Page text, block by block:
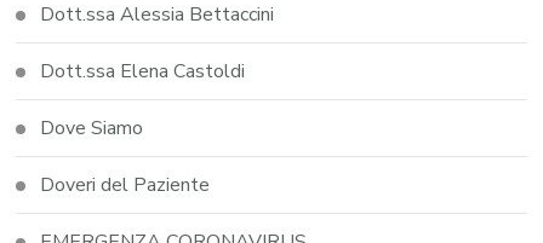
Dott.ssa Alessia Bettaccini
Dott.ssa Elena Castoldi
Dove Siamo
Doveri del Paziente